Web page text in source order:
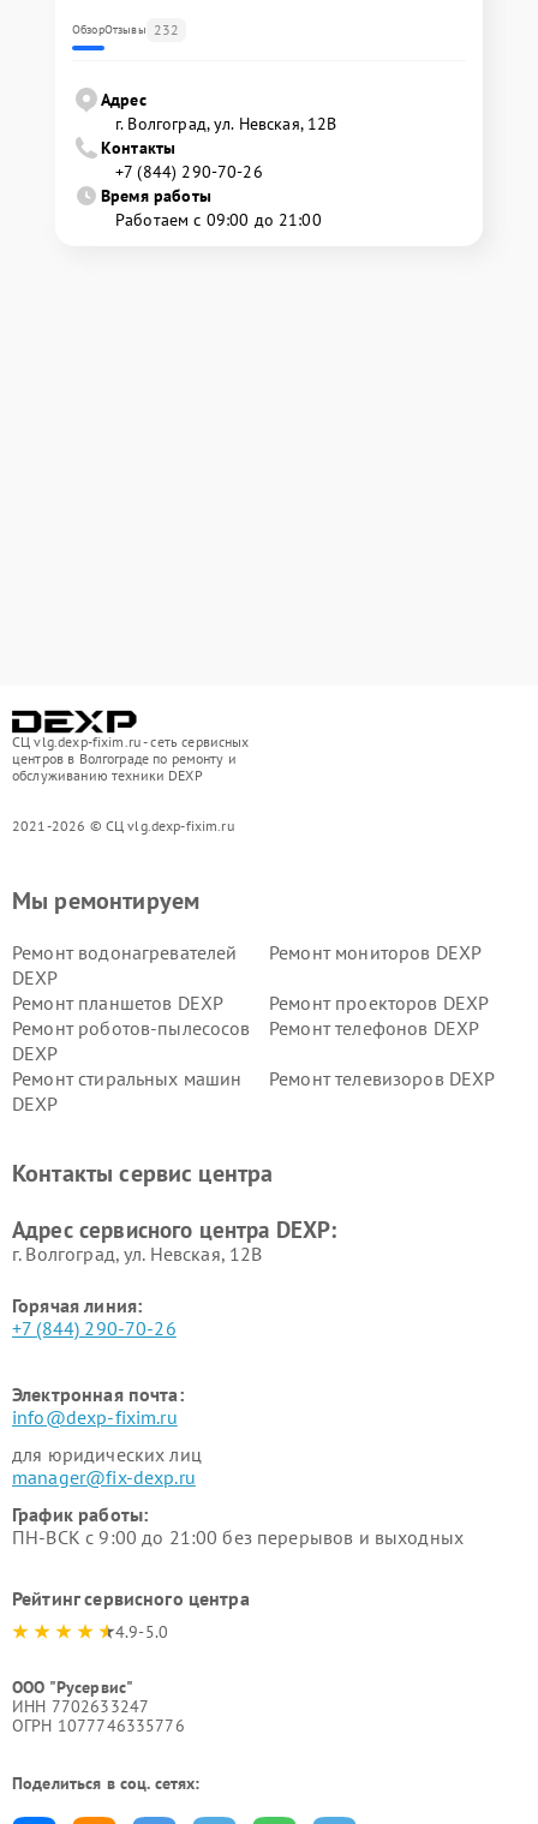
ОбзорОтзывы 232
Адрес
г. Волгоград, ул. Невская, 12В
Контакты
+7 (844) 290-70-26
Время работы
Работаем с 09:00 до 21:00
СЦ vlg.dexp-fixim.ru - сеть сервисных
центров в Волгограде по ремонту и
обслуживанию техники DEXP
2021-2026 © СЦ vlg.dexp-fixim.ru
Мы ремонтируем
Ремонт водонагревателей
DEXP
Ремонт мониторов DEXP
Ремонт планшетов DEXP
Ремонт проекторов DEXP
Ремонт роботов-пылесосов
DEXP
Ремонт телефонов DEXP
Ремонт стиральных машин
DEXP
Ремонт телевизоров DEXP
Ремонт серверов DEXP
Ремонт мини пк DEXP
Контакты сервис центра
Адрес сервисного центра DEXP:
г. Волгоград, ул. Невская, 12В
Горячая линия:
+7 (844) 290-70-26
Электронная почта:
info@dexp-fixim.ru
для юридических лиц
manager@fix-dexp.ru
График работы:
ПН-ВСК с 9:00 до 21:00 без перерывов и выходных
Рейтинг сервисного центра
4.9-5.0
ООО "Русервис"
ИНН 7702633247
ОГРН 1077746335776
Поделиться в соц. сетях: